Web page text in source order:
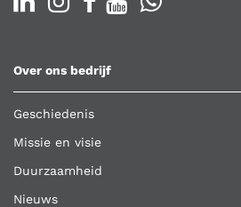
Over ons bedrijf
Geschiedenis
Missie en visie
Duurzaamheid
Nieuws